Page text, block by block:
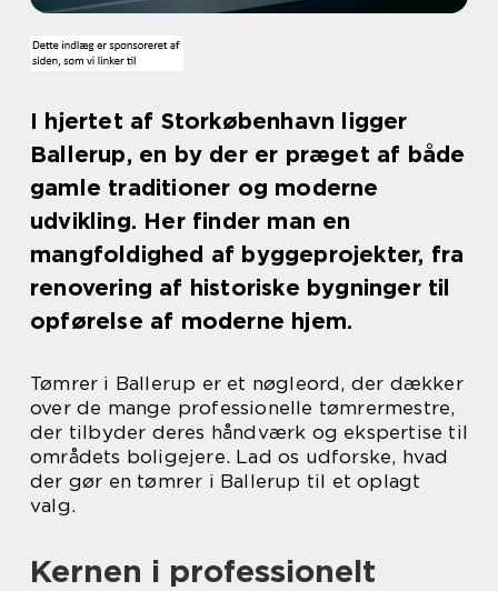
I hjertet af Storkøbenhavn ligger
Ballerup, en by der er præget af både
gamle traditioner og moderne
udvikling. Her finder man en
mangfoldighed af byggeprojekter, fra
renovering af historiske bygninger til
opførelse af moderne hjem.
Tømrer i Ballerup er et nøgleord, der dækker
over de mange professionelle tømrermestre,
der tilbyder deres håndværk og ekspertise til
områdets boligejere. Lad os udforske, hvad
der gør en tømrer i Ballerup til et oplagt
valg.
Kernen i professionelt